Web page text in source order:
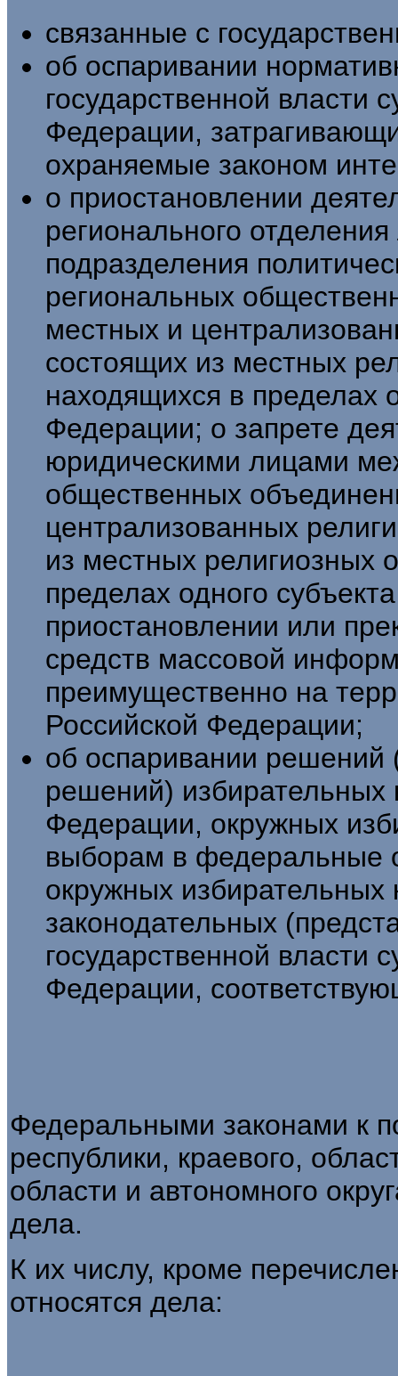
связанные с
об оспаривании
государственной власти
Федерации,
охраняемые законом
о приостановлении
регионального
подразделения
региональных
местных и
состоящих из местных
находящихся в пределах
Федерации; о запрете
юридическими лицами
общественных
централизованных
из местных религиозных
пределах одного
приостановлении или
средств массовой
преимущественно на
Российской Федерации;
об оспаривании решений
решений) избирательных
Федерации, окружных
выборам в федеральные
окружных
законодательных
государственной власти
Федерации,
Федеральными законами к
республики, краевого,
области и автономного
дела.
К их числу, кроме
относятся дела: